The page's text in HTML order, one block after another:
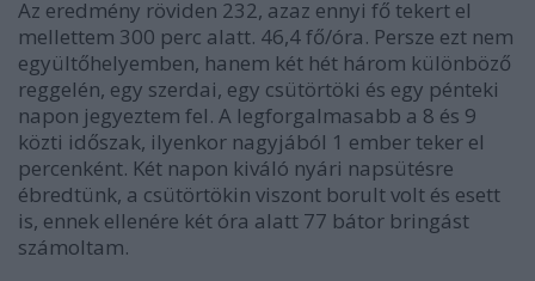
Az eredmény röviden 232, azaz ennyi fő tekert el
mellettem 300 perc alatt. 46,4 fő/óra. Persze ezt nem
együltőhelyemben, hanem két hét három különböző
reggelén, egy szerdai, egy csütörtöki és egy pénteki
napon jegyeztem fel. A legforgalmasabb a 8 és 9
közti időszak, ilyenkor nagyjából 1 ember teker el
percenként. Két napon kiváló nyári napsütésre
ébredtünk, a csütörtökin viszont borult volt és esett
is, ennek ellenére két óra alatt 77 bátor bringást
számoltam.